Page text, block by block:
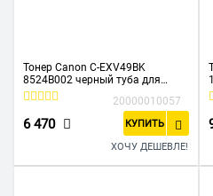
Тонер Canon C-EXV49BK
8524B002 черный туба для
копира iR-ADV C33xx
20000010057
6 470 КУПИТЬ
ХОЧУ ДЕШЕВЛЕ!